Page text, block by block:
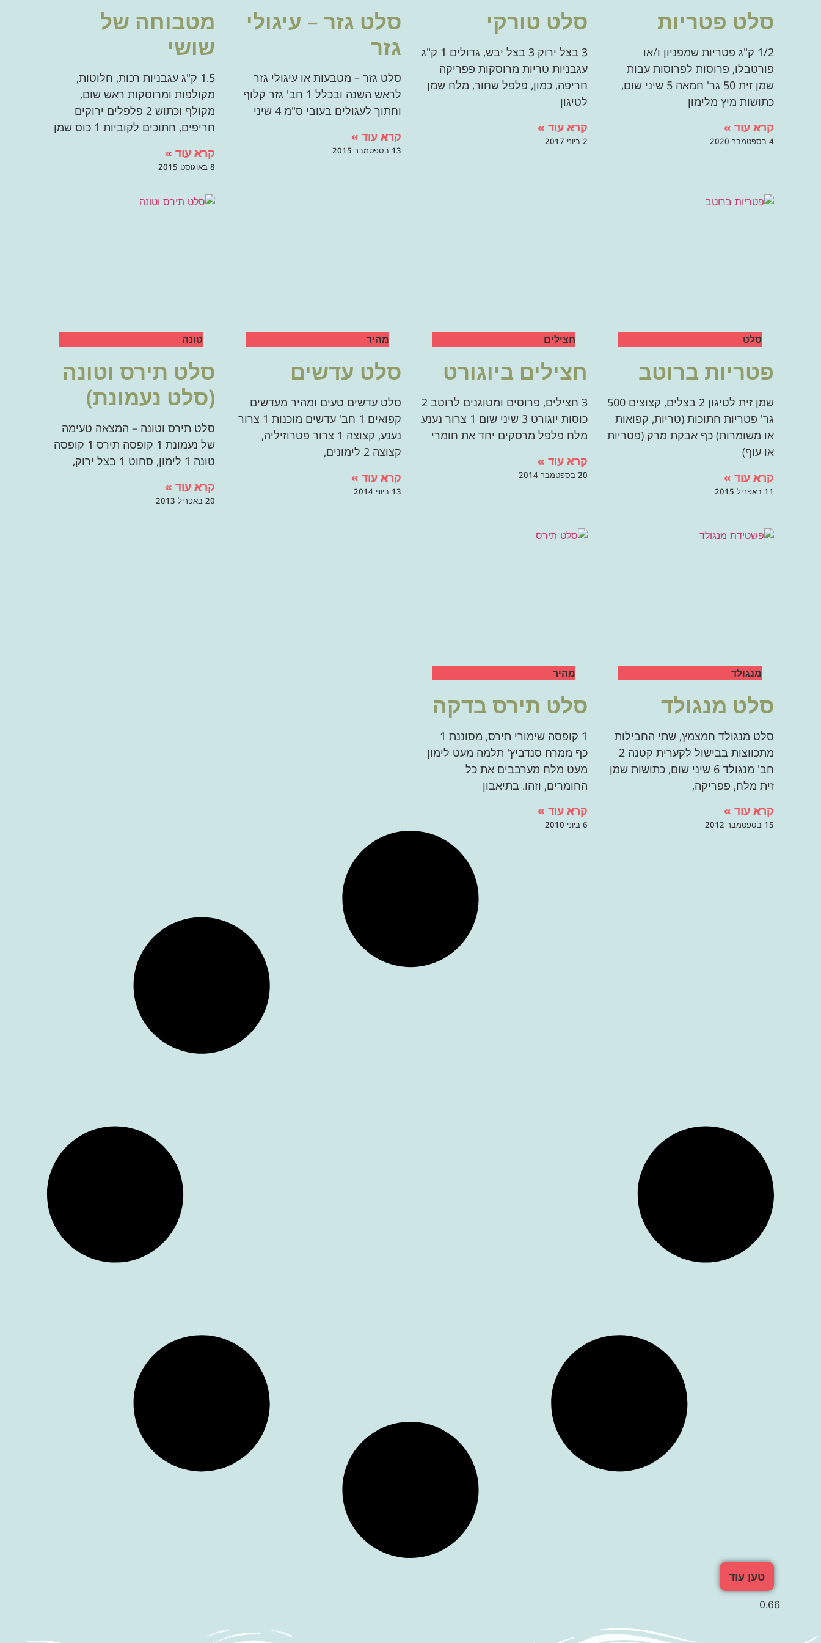
סלט פטריות
1/2 ק"ג פטריות שמפניון ו/או
פורטבלו, פרוסות לפרוסות עבות
שמן זית 50 גר' חמאה 5 שיני שום,
כתושות מיץ מלימון
קרא עוד »
4 בספטמבר 2020
סלט טורקי
3 בצל ירוק 3 בצל יבש, גדולים 1 ק"ג
עגבניות טריות מרוסקות פפריקה
חריפה, כמון, פלפל שחור, מלח שמן
לטיגון
קרא עוד »
2 ביוני 2017
סלט גזר – עיגולי
גזר
סלט גזר – מטבעות או עיגולי גזר
לראש השנה ובכלל 1 חב' גזר קלוף
וחתוך לעגולים בעובי ס"מ 4 שיני
קרא עוד »
13 בספטמבר 2015
מטבוחה של
שושי
1.5 ק"ג עגבניות רכות, חלוטות,
מקולפות ומרוסקות ראש שום,
מקולף וכתוש 2 פלפלים ירוקים
חריפים, חתוכים לקוביות 1 כוס שמן
קרא עוד »
8 באוגוסט 2015
סלט
פטריות ברוטב
שמן זית לטיגון 2 בצלים, קצוצים 500
גר' פטריות חתוכות (טריות, קפואות
או משומרות) כף אבקת מרק (פטריות
או עוף)
קרא עוד »
11 באפריל 2015
חצילים
חצילים ביוגורט
3 חצילים, פרוסים ומטוגנים לרוטב 2
כוסות יוגורט 3 שיני שום 1 צרור נענע
מלח פלפל מרסקים יחד את חומרי
קרא עוד »
20 בספטמבר 2014
מהיר
סלט עדשים
סלט עדשים טעים ומהיר מעדשים
קפואים 1 חב' עדשים מוכנות 1 צרור
נענע, קצוצה 1 צרור פטרוזיליה,
קצוצה 2 לימונים,
קרא עוד »
13 ביוני 2014
טונה
סלט תירס וטונה
(סלט נעמונת)
סלט תירס וטונה – המצאה טעימה
של נעמונת 1 קופסה תירס 1 קופסה
טונה 1 לימון, סחוט 1 בצל ירוק,
קרא עוד »
20 באפריל 2013
מנגולד
סלט מנגולד
סלט מנגולד חמצמץ, שתי החבילות
מתכווצות בבישול לקערית קטנה 2
חב' מנגולד 6 שיני שום, כתושות שמן
זית מלח, פפריקה,
קרא עוד »
15 בספטמבר 2012
מהיר
סלט תירס בדקה
1 קופסה שימורי תירס, מסוננת 1
כף ממרח סנדביץ' תלמה מעט לימון
מעט מלח מערבבים את כל
החומרים, וזהו. בתיאבון
קרא עוד »
6 ביוני 2010
טען עוד